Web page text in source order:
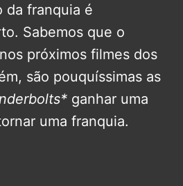
da franquia é
Sabemos que o
próximos filmes dos
são pouquíssimas as
ganhar uma
uma franquia.